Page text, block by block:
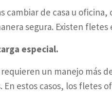
cambiar de casa u
segura. Existen fletes
especial.
un manejo más
En estos casos, los fletes